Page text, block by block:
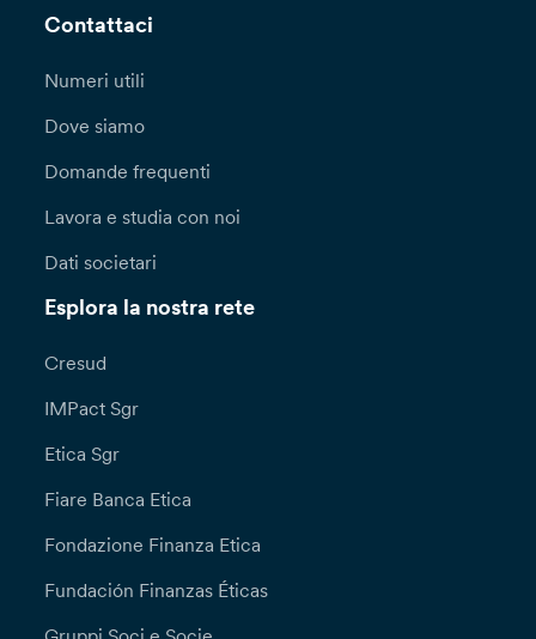
Contattaci
Numeri utili
Dove siamo
Domande frequenti
Lavora e studia con noi
Dati societari
Esplora la nostra rete
Cresud
IMPact Sgr
Etica Sgr
Fiare Banca Etica
Fondazione Finanza Etica
Fundación Finanzas Éticas